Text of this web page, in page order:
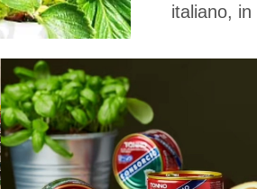
italiano,